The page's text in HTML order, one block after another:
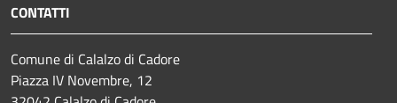
CONTATTI
Comune di Calalzo di Cadore
Piazza IV Novembre, 12